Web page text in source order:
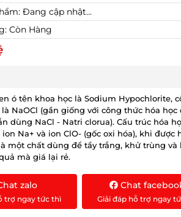
Đang cập nhật...
Còn Hàng
ó tên khoa học là Sodium Hypochlorite,
NaOCl (gần giống với công thức hóa học
dùng NaCl - Natri clorua). Cấu trúc hóa
Na+ và ion ClO- (gốc oxi hóa), khi được
một chất dùng để tẩy trắng, khử trùng và
mà giá lại rẻ.
zalo
trợ ngay tức thì
Chat
Giải đáp hỗ trợ ngay